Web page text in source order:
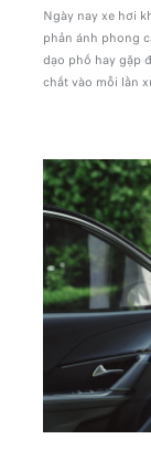
Ngày nay xe hơi
phản ánh phong
dạo phố hay gặp
chất vào mỗi lần